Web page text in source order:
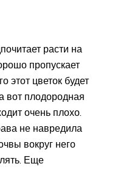
расти на
пропускает
этот цветок будет
вот плодородная
очень плохо.
не навредила
вокруг него
Еще